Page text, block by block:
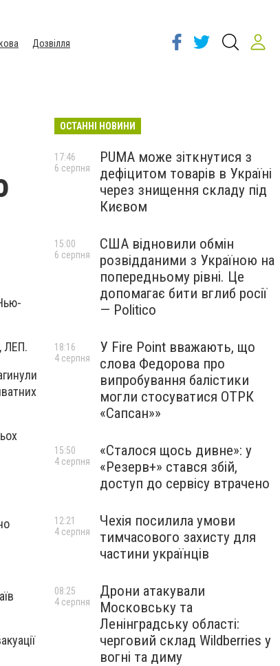
Дозвілля
ЛЕП.
ОСТАННІ НОВИНИ
PUMA може зіткнутися з
дефіцитом товарів в Україні
через знищення складу під
Києвом
17:46
6 серпня
США відновили обмін
розвідданими з Україною на
попередньому рівні. Це
допомагає бити вглиб росії
— Politico
15:00
6 серпня
У Fire Point вважають, що
слова Федорова про
випробування балістики
могли стосуватися ОТРК
«Сапсан»»
18:16
4 серпня
«Сталося щось дивне»: у
«Резерв+» стався збій,
доступ до сервісу втрачено
15:50
4 серпня
Чехія посилила умови
тимчасового захисту для
частини українців
12:21
4 серпня
Дрони атакували
Московську та
Ленінградську області:
черговий склад Wildberries у
вогні та диму
08:25
4 серпня